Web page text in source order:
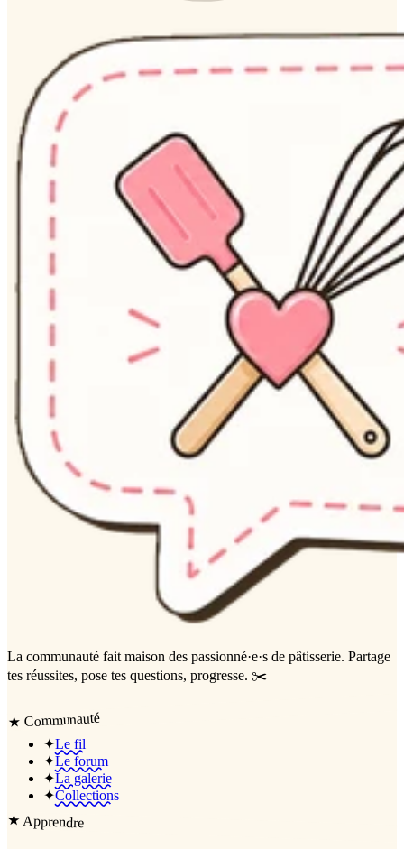
La communauté fait maison des passionné·e·s de pâtisserie. Partage
tes réussites, pose tes questions, progresse. ✂️
★ Communauté
✦Le fil
✦Le forum
✦La galerie
✦Collections
★Apprendre